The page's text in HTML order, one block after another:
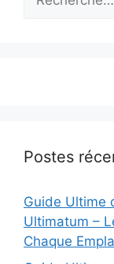
Postes
Guide Ultime
Ultimatum –
Chaque